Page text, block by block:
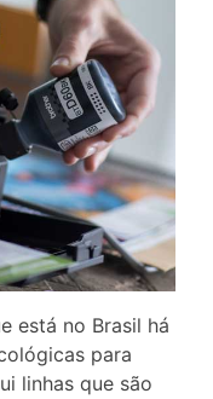
está no Brasil há
para
linhas que são